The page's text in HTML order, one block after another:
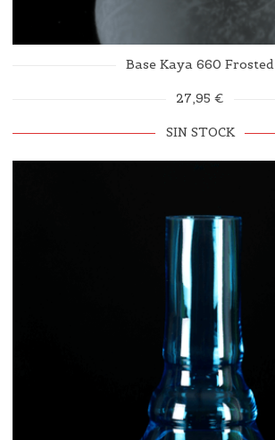
Base Kaya 660 Frosted
27,95 €
SIN STOCK